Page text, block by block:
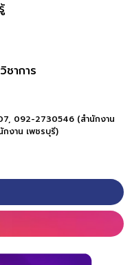
ชาการ
092-2730546 (สำนักงาน
งาน เพชรบุรี)